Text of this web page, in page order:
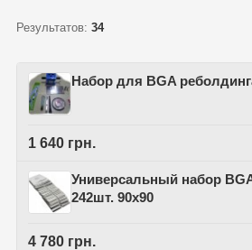
Результатов: 34
Набор для BGA
1 640 грн.
Универсальный набор
242шт. 90х90
4 780 грн.